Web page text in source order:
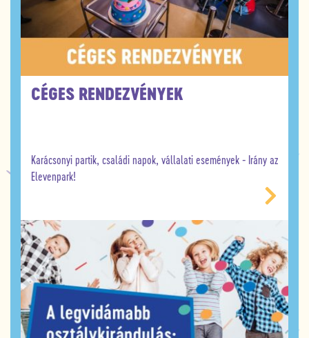
CÉGES RENDEZVÉNYEK
Karácsonyi partik, családi napok, vállalati események - Irány az
Elevenpark!